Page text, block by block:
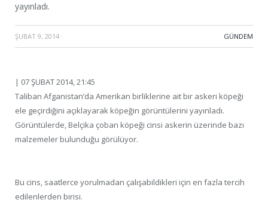
yayınladı.
ŞUBAT 9, 2014 · GÜNDEM
| 07 ŞUBAT 2014, 21:45
Taliban Afganistan’da Amerikan birliklerine ait bir askeri köpeği
ele geçirdiğini açıklayarak köpeğin görüntülerini yayınladı.
Görüntülerde, Belçika çoban köpeği cinsi askerin üzerinde bazı
malzemeler bulunduğu görülüyor.
Bu cins, saatlerce yorulmadan çalışabildikleri için en fazla tercih
edilenlerden birisi.